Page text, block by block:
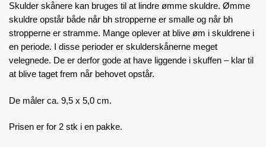
Skulder skånere kan bruges til at lindre ømme skuldre. Ømme
skuldre opstår både når bh stropperne er smalle og når bh
stropperne er stramme. Mange oplever at blive øm i skuldrene i
en periode. I disse perioder er skulderskånerne meget
velegnede. De er derfor gode at have liggende i skuffen – klar til
at blive taget frem når behovet opstår.
De måler ca. 9,5 x 5,0 cm.
Prisen er for 2 stk i en pakke.